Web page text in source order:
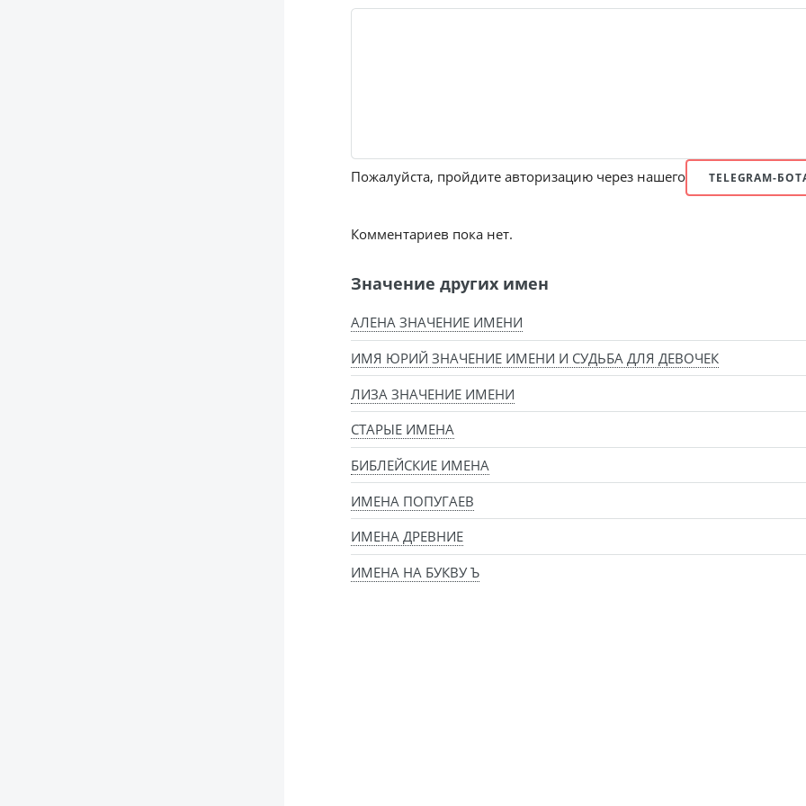
Пожалуйста, пройдите авторизацию через нашего TELEGRAM-
Комментариев пока нет.
Значение других имен
АЛЕНА ЗНАЧЕНИЕ ИМЕНИ
ИМЯ ЮРИЙ ЗНАЧЕНИЕ ИМЕНИ И СУДЬБА ДЛЯ ДЕВОЧЕК
ЛИЗА ЗНАЧЕНИЕ ИМЕНИ
СТАРЫЕ ИМЕНА
БИБЛЕЙСКИЕ ИМЕНА
ИМЕНА ПОПУГАЕВ
ИМЕНА ДРЕВНИЕ
ИМЕНА НА БУКВУ Ъ